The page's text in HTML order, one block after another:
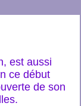
est aussi
ce début
de son